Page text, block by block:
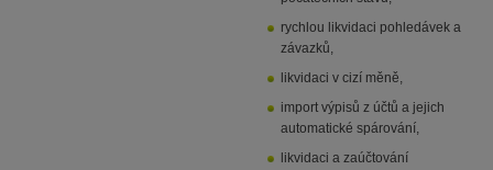
rychlou likvidaci pohledávek a
závazků,
likvidaci v cizí měně,
import výpisů z účtů a jejich
automatické spárování,
likvidaci a zaúčtování